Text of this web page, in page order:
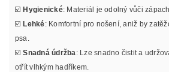
☑️Hygienické: Materiál je odolný vůči
☑️Lehké: Komfortní pro nošení, aniž by
psa.
☑️Snadná údržba : Lze snadno čistit a
otřít vlhkým hadříkem.